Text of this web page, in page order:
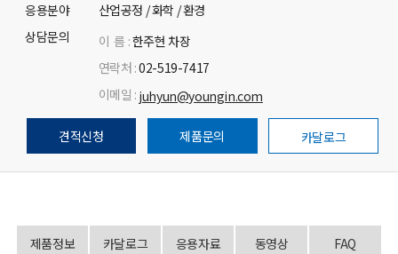
응용분야
산업공정 / 화학 / 환경
상담문의
이 름 :한주현 차장
연락처 :02-519-7417
이메일 : juhyun@youngin.com
견적신청 제품문의 카달로그
제품정보 카달로그 응용자료 동영상 FAQ